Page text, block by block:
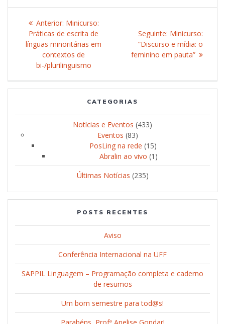
Navegação
de
Post
Anterior: Post
anterior:
Minicurso:
Práticas de escrita de
línguas minoritárias em
contextos de
bi-/plurilinguismo
Seguinte: Post
seguinte:
Minicurso:
“Discurso e mídia: o
feminino em pauta”
CATEGORIAS
Notícias e Eventos (433)
Eventos (83)
PosLing na rede (15)
Abralin ao vivo (1)
Últimas Notícias (235)
POSTS RECENTES
Aviso
Conferência Internacional na UFF
SAPPIL Linguagem – Programação completa e caderno
de resumos
Um bom semestre para tod@s!